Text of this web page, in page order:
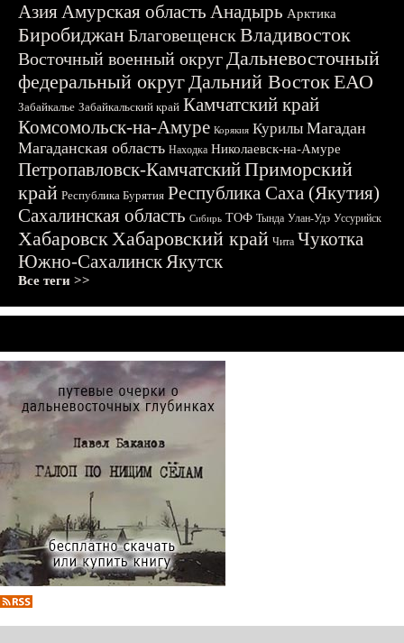
АзияАмурская область Анадырь Арктика
БиробиджанБлаговещенскВладивосток
Восточный военный округДальневосточный
федеральный округДальний ВостокЕАО
Забайкалье Забайкальский край Камчатский край
Комсомольск-на-Амуре Корякия Курилы Магадан
Магаданская область Находка Николаевск-на-Амуре
Петропавловск-КамчатскийПриморский
край Республика Бурятия Республика Саха (Якутия)
Сахалинская область Сибирь ТОФ Тында Улан-Удэ Уссурийск
ХабаровскХабаровский край Чита Чукотка
Южно-СахалинскЯкутск
Все теги >>